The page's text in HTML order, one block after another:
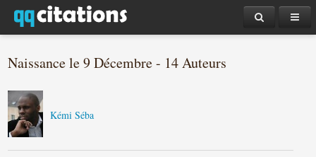
Naissance le 9 Décembre - 14 Auteurs
Kémi Séba